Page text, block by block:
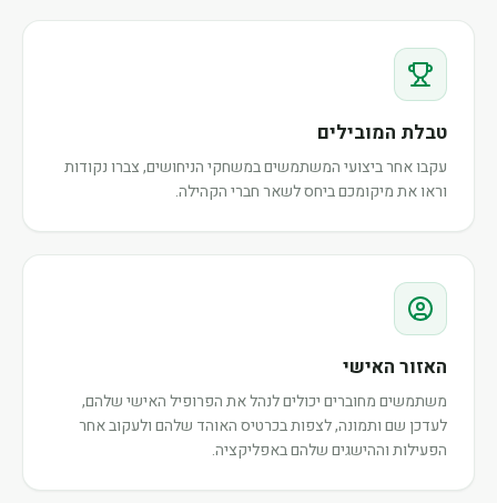
טבלת המובילים
עקבו אחר ביצועי המשתמשים במשחקי הניחושים, צברו נקודות
וראו את מיקומכם ביחס לשאר חברי הקהילה.
האזור האישי
משתמשים מחוברים יכולים לנהל את הפרופיל האישי שלהם,
לעדכן שם ותמונה, לצפות בכרטיס האוהד שלהם ולעקוב אחר
הפעילות וההישגים שלהם באפליקציה.